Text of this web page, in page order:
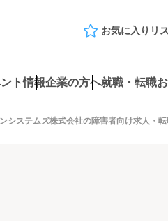
お気に入りリ
ト情報企業の方へ就職・転職
システムズ株式会社の障害者向け求人・転